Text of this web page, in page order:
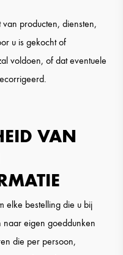
producten, diensten,
u is gekocht of
voldoen, of dat eventuele
VAN
elke bestelling die u bij
naar eigen goeddunken
die per persoon,